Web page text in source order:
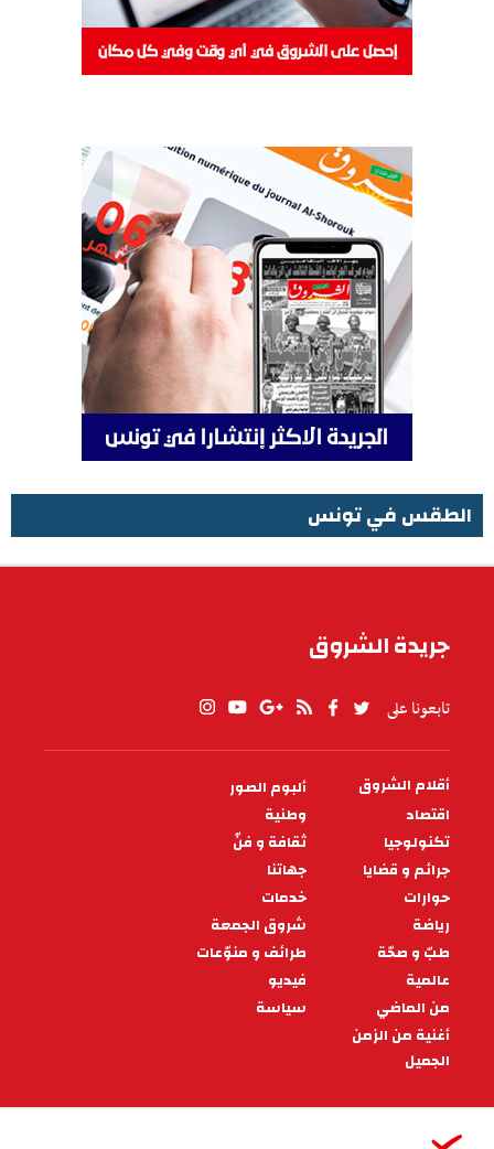
الطقس في تونس
جريدة الشروق
تابعونا على
PIED
DE
PAGE
أقلام الشروق
ألبوم الصور
اقتصاد
وطنية
تكنولوجيا
ثقافة و فنّ
جرائم و قضايا
جهاتنا
حوارات
خدمات
رياضة
شروق الجمعة
طبّ و صحّة
طرائف و منوّعات
عالمية
فيديو
من الماضي
سياسة
أغنية من الزمن
الجميل